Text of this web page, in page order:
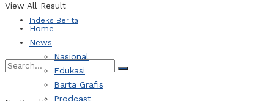
Indeks Berita
View All Result
Home
News
Nasional
Edukasi
Barta Grafis
Prodcast